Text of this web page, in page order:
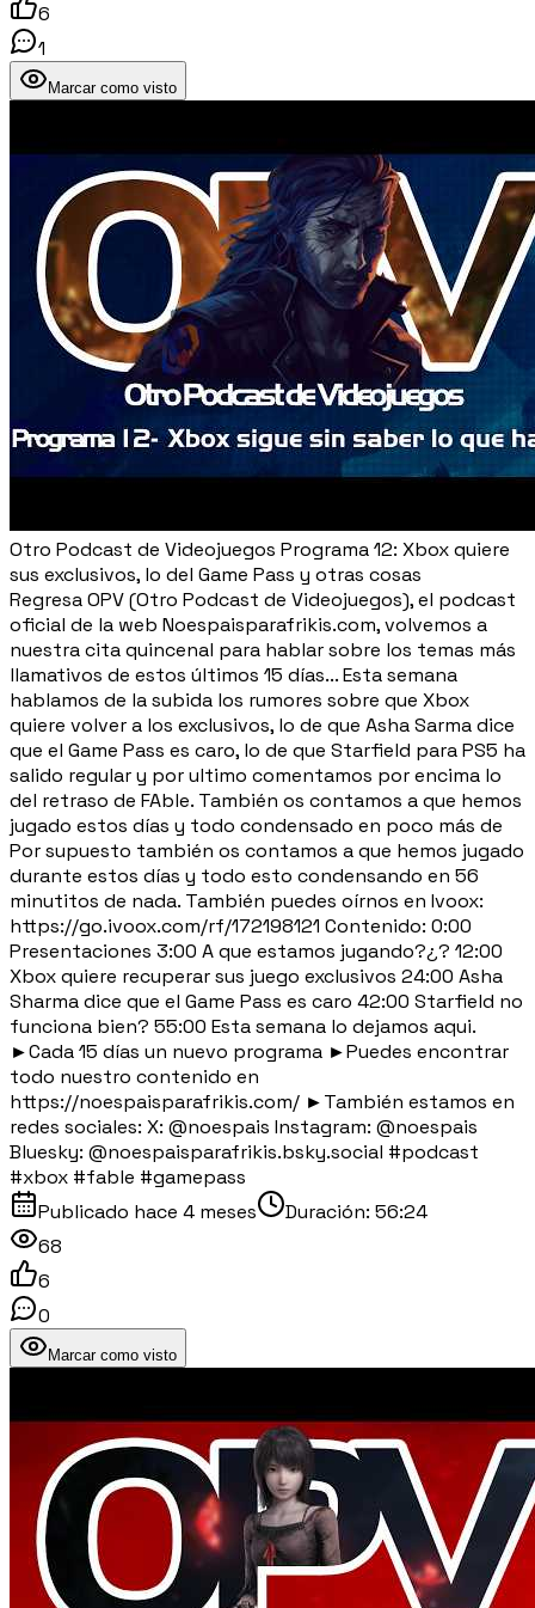
6
1
Marcar como visto
Otro Podcast de Videojuegos Programa 12: Xbox quiere
sus exclusivos, lo del Game Pass y otras cosas
Regresa OPV (Otro Podcast de Videojuegos), el podcast
oficial de la web Noespaisparafrikis.com, volvemos a
nuestra cita quincenal para hablar sobre los temas más
llamativos de estos últimos 15 días... Esta semana
hablamos de la subida los rumores sobre que Xbox
quiere volver a los exclusivos, lo de que Asha Sarma dice
que el Game Pass es caro, lo de que Starfield para PS5 ha
salido regular y por ultimo comentamos por encima lo
del retraso de FAble. También os contamos a que hemos
jugado estos días y todo condensado en poco más de
Por supuesto también os contamos a que hemos jugado
durante estos días y todo esto condensando en 56
minutitos de nada. También puedes oírnos en Ivoox:
https://go.ivoox.com/rf/172198121 Contenido: 0:00
Presentaciones 3:00 A que estamos jugando?¿? 12:00
Xbox quiere recuperar sus juego exclusivos 24:00 Asha
Sharma dice que el Game Pass es caro 42:00 Starfield no
funciona bien? 55:00 Esta semana lo dejamos aqui.
►Cada 15 días un nuevo programa ►Puedes encontrar
todo nuestro contenido en
https://noespaisparafrikis.com/ ►También estamos en
redes sociales: X: @noespais Instagram: @noespais
Bluesky: @noespaisparafrikis.bsky.social #podcast
#xbox #fable #gamepass
Publicado hace 4 meses Duración: 56:24
68
6
0
Marcar como visto